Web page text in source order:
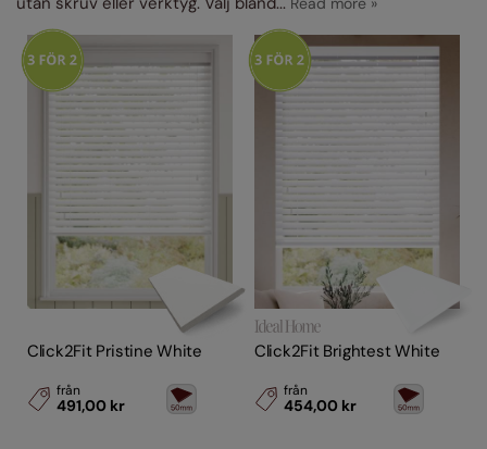
Click2Fit Pristine White
från
491,00 kr
Click2Fit Brightest White
från
454,00 kr